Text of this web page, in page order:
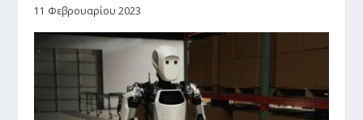
11 Φεβρουαρίου 2023